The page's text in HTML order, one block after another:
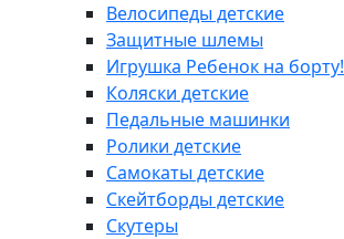
Велосипеды детские
Защитные шлемы
Игрушка Ребенок на борту!
Коляски детские
Педальные машинки
Ролики детские
Самокаты детские
Скейтборды детские
Скутеры